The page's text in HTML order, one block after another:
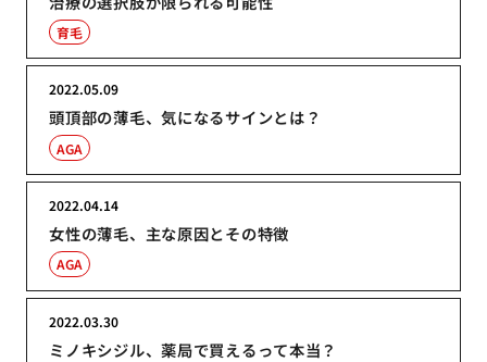
育毛
頭頂部の薄毛、気になるサインとは？
2022.05.09
AGA
女性の薄毛、主な原因とその特徴
2022.04.14
AGA
ミノキシジル、薬局で買えるって本当？
2022.03.30